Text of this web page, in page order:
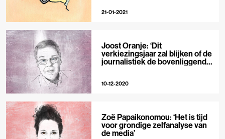
21-01-2021
Joost Oranje: ‘Dit
verkiezingsjaar zal blijken of de
journalistiek de bovenliggende
10-12-2020
Zoë Papaikonomou: ‘Het is tijd
voor grondige zelfanalyse van
de media’